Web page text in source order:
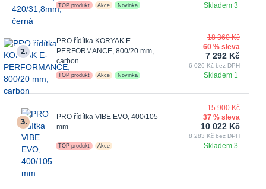
Skladem 3
TOP produkt Akce Novinka
2.
PRO řídítka KORYAK E-
PERFORMANCE, 800/20 mm,
carbon
Skladem 1
TOP produkt Akce Novinka
18 360 Kč
60 % sleva
7 292 Kč
6 026 Kč bez DPH
3.
PRO řídítka VIBE EVO, 400/105
mm
Skladem 3
TOP produkt Akce
15 900 Kč
37 % sleva
10 022 Kč
8 283 Kč bez DPH